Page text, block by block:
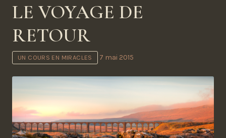
LE VOYAGE DE
RETOUR
UN COURS EN MIRACLES 7 mai 2015